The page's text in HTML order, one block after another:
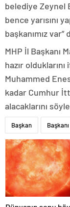
belediye Zeynel
bence yarısını
başkanımız var”
MHP İl Başkanı
hazır
Muhammed
kadar Cumhur
alacaklarını
Başkan Başkanı